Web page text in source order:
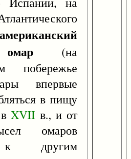
американский
(на
побережье
впервые
в пищу
вXVII в., и от
омаров
другим